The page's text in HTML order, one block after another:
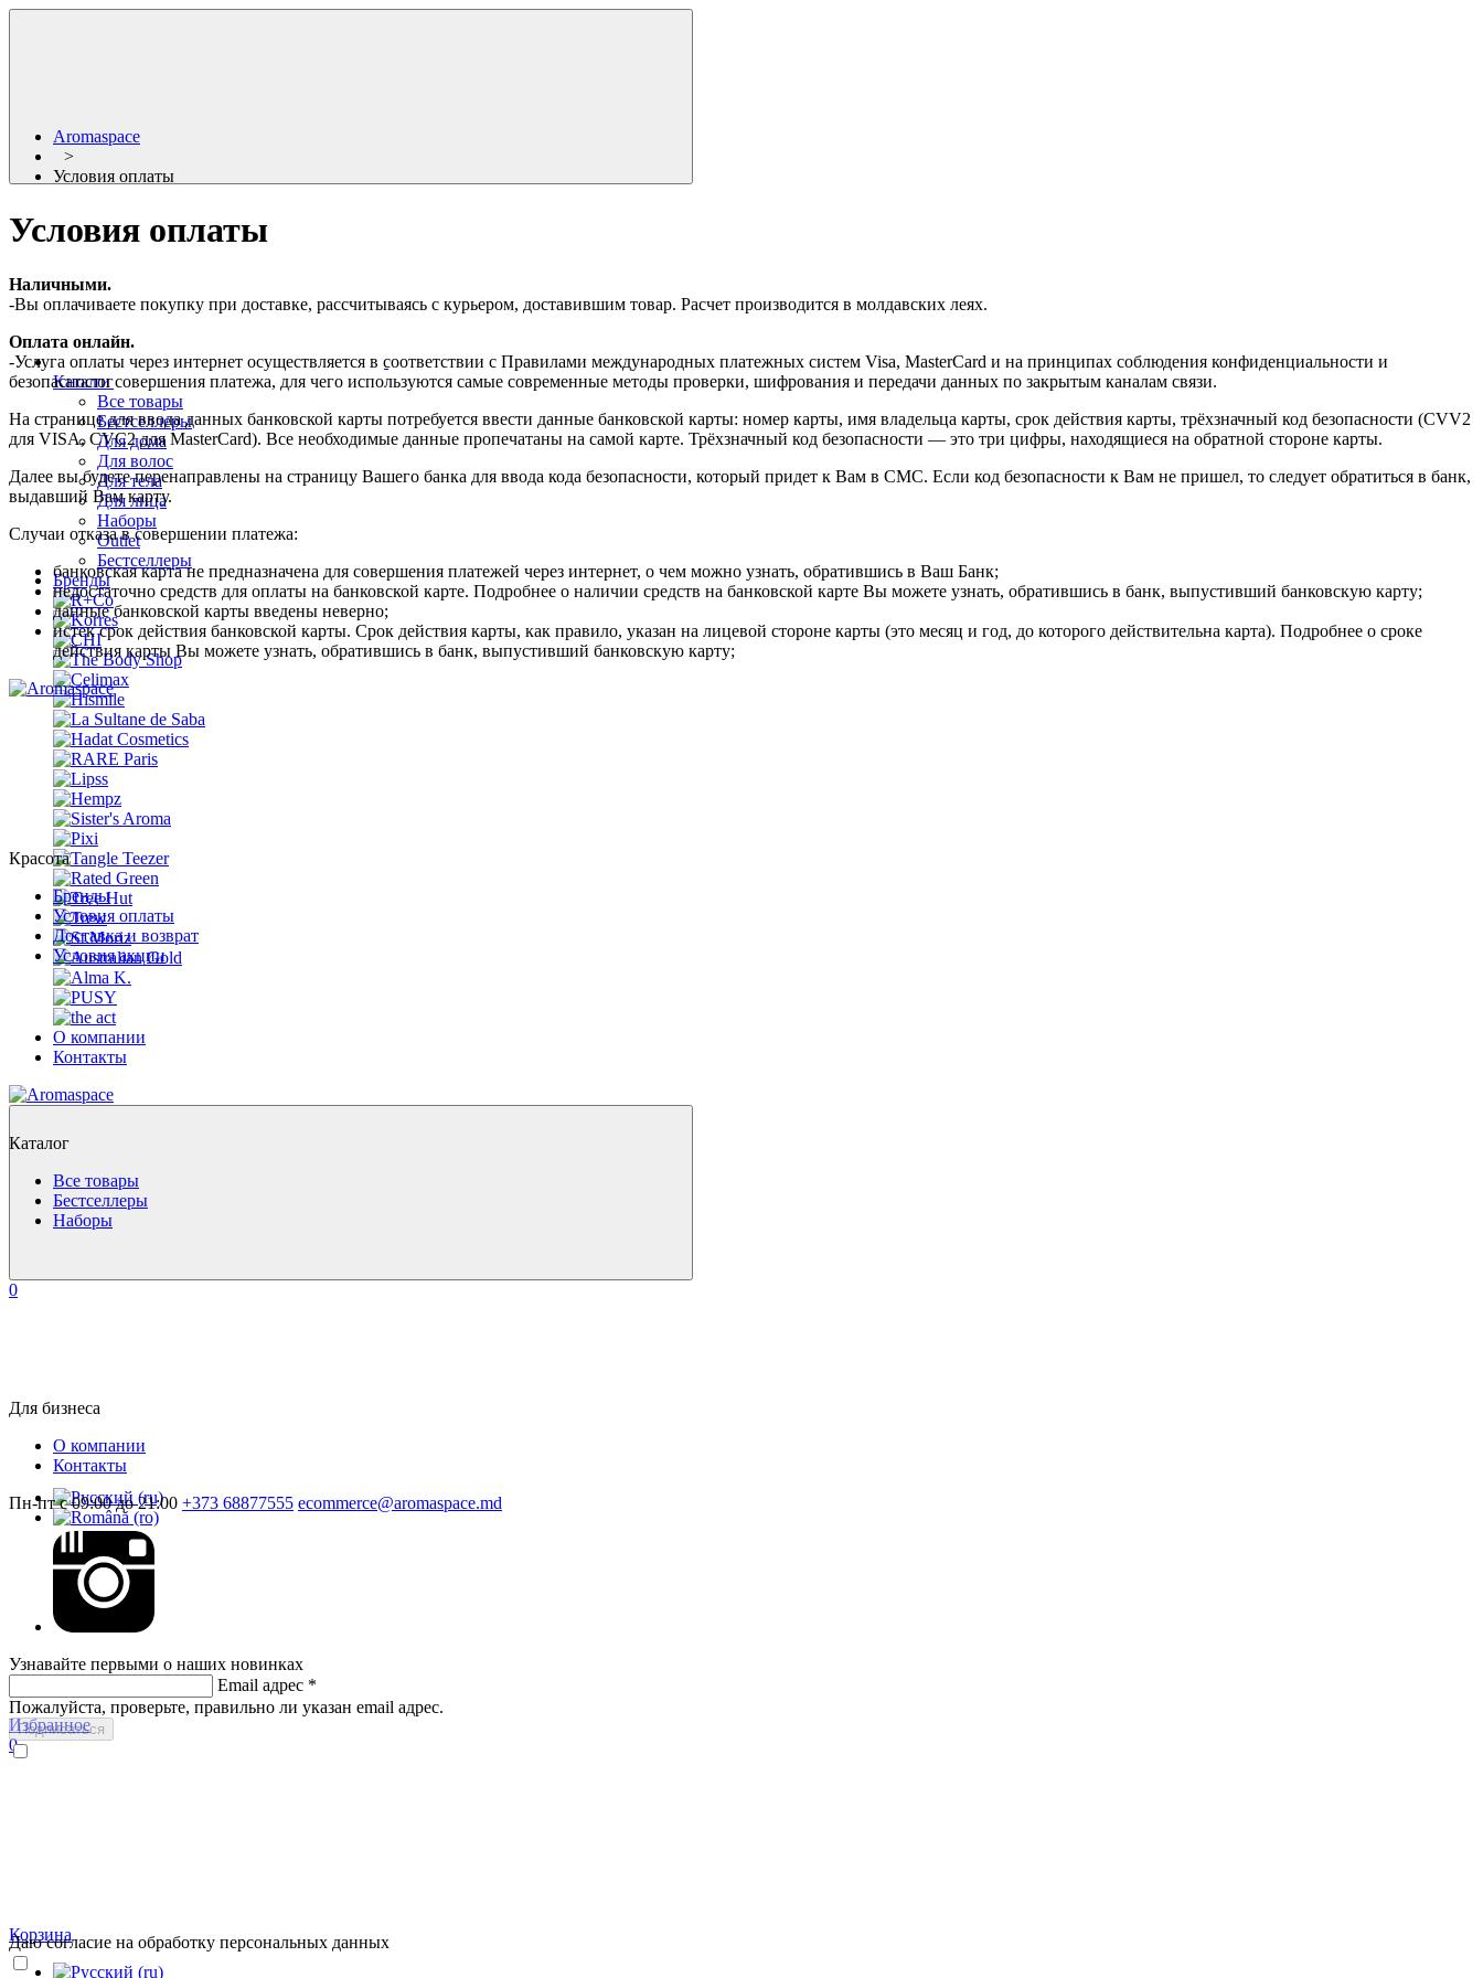
Каталог
Все товары
Бестселлеры
Для дома
Для волос
Для тела
Для лица
Наборы
Outlet
Бестселлеры
Бренды
О компании
Контакты
0
Избранное
0
Корзина
Aromaspace
>
Условия оплаты
Условия оплаты
Наличными.
-Вы оплачиваете покупку при доставке, рассчитываясь с курьером, доставившим товар. Расчет производится в молдавских леях.
Оплата онлайн.
-Услуга оплаты через интернет осуществляется в соответствии с Правилами международных платежных систем Visa, MasterCard и на принципах соблюдения конфиденциальности и
безопасности совершения платежа, для чего используются самые современные методы проверки, шифрования и передачи данных по закрытым каналам связи.
На странице для ввода данных банковской карты потребуется ввести данные банковской карты: номер карты, имя владельца карты, срок действия карты, трёхзначный код безопасности (CVV2
для VISA, CVC2 для MasterCard). Все необходимые данные пропечатаны на самой карте. Трёхзначный код безопасности — это три цифры, находящиеся на обратной стороне карты.
Далее вы будете перенаправлены на страницу Вашего банка для ввода кода безопасности, который придет к Вам в СМС. Если код безопасности к Вам не пришел, то следует обратиться в банк,
выдавший Вам карту.
Случаи отказа в совершении платежа:
банковская карта не предназначена для совершения платежей через интернет, о чем можно узнать, обратившись в Ваш Банк;
недостаточно средств для оплаты на банковской карте. Подробнее о наличии средств на банковской карте Вы можете узнать, обратившись в банк, выпустивший банковскую карту;
данные банковской карты введены неверно;
истек срок действия банковской карты. Срок действия карты, как правило, указан на лицевой стороне карты (это месяц и год, до которого действительна карта). Подробнее о сроке
действия карты Вы можете узнать, обратившись в банк, выпустивший банковскую карту;
Красота
Бренды
Условия оплаты
Доставка и возврат
Условия акции
Каталог
Все товары
Бестселлеры
Наборы
Для бизнеса
О компании
Контакты
Пн-пт с 09:00 до 21:00 +373 68877555 ecommerce@aromaspace.md
Узнавайте первыми о наших новинках
Email адрес *
Пожалуйста, проверьте, правильно ли указан email адрес.
Подписаться
Даю согласие на обработку персональных данных